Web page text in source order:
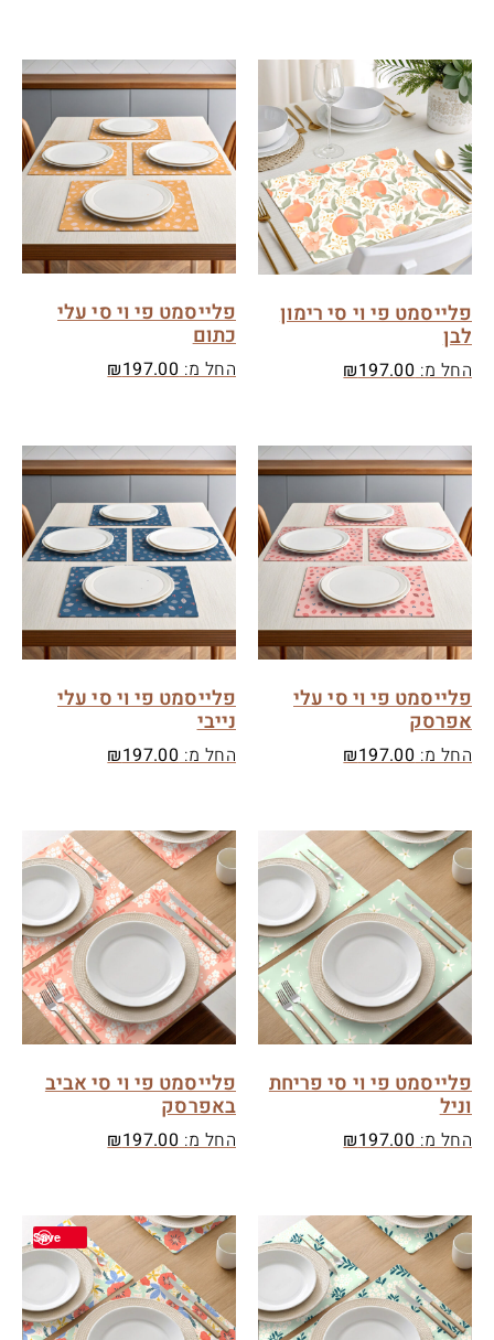
פלייסמט פי וי סי רימון
לבן
החל מ: ₪197.00
פלייסמט פי וי סי עלי
כתום
החל מ: ₪197.00
פלייסמט פי וי סי עלי
אפרסק
החל מ: ₪197.00
פלייסמט פי וי סי עלי
נייבי
החל מ: ₪197.00
פלייסמט פי וי סי פריחת
וניל
החל מ: ₪197.00
פלייסמט פי וי סי אביב
באפרסק
החל מ: ₪197.00
Save